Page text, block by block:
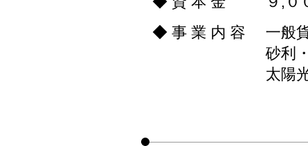
◆ 事 業 内 容
一般
砂利
太陽